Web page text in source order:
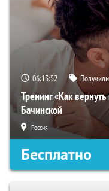
06:13:51
Тренинг «Как вернуть
Бачинской
Россия
Бесплатно